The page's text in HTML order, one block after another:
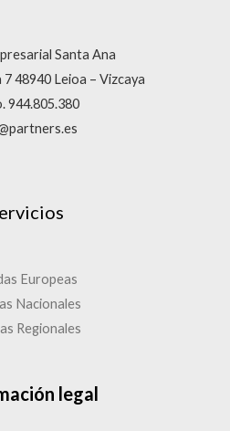
Santa Ana
7 48940 Leioa – Vizcaya
944.805.380
Europeas
Nacionales
Regionales
legal